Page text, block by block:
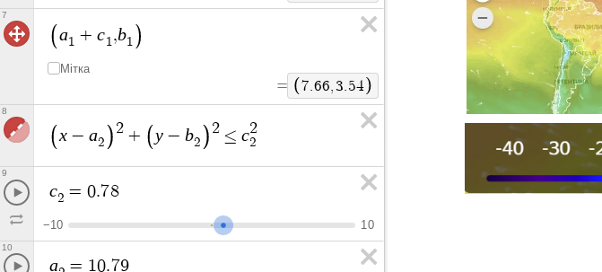
a1 + c1,b1
Мітка
= 7.66,3.54
7
x − a2
2 + y − b2
2 ≤ c2
2
8
c2 = 0.78
−10 10
9
a = 10.79
10